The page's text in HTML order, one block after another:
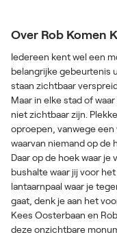
Over Rob Komen
Iedereen kent wel een
belangrijke gebeurtenis
staan zichtbaar
Maar in elke stad of
niet zichtbaar zijn.
oproepen, vanwege
waarvan niemand op de
Daar op de hoek waar
bushalte waar jij voor
lantaarnpaal waar je
gaat, denk je aan het
Kees Oosterbaan en
deze onzichtbare